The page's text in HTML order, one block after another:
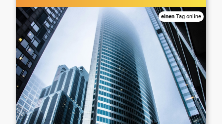
einen Tag online